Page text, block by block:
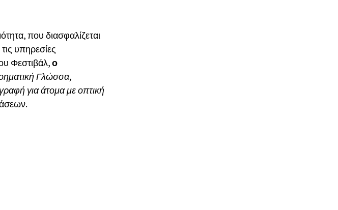
που διασφαλίζεται
υπηρεσίες
Φεστιβάλ,ο
Γλώσσα,
για άτομα με οπτική